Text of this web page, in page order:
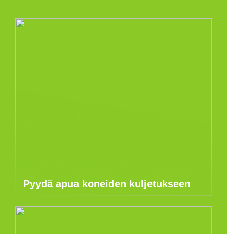
Pyydä apua koneiden kuljetukseen